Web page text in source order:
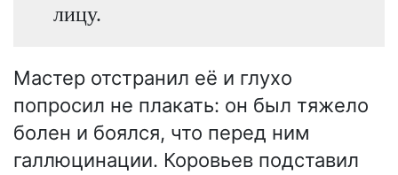
лицу.
Мастер отстранил её и глухо
попросил не плакать: он был тяжело
болен и боялся, что перед ним
галлюцинации. Коровьев подставил